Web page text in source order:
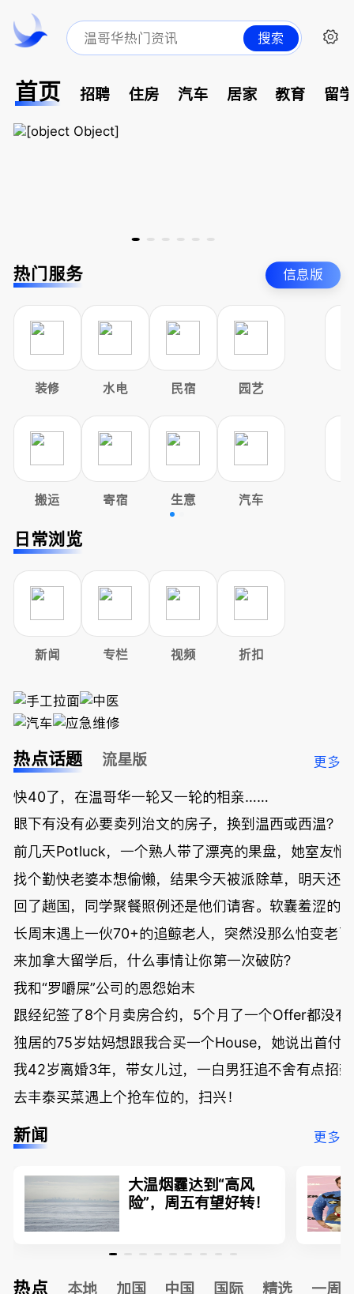
搜索
首页 招聘 住房 汽车 居家 教育 留
热门服务 信息版
装修 水电 民宿 园艺
搬运 寄宿 生意 汽车
日常浏览
新闻 专栏 视频 折扣
热点话题 流星版 更多
快40了，在温哥华一轮又一轮的相亲……
眼下有没有必要卖列治文的房子，换到温西或西温？
前几天Potluck，一个熟人带了漂亮的果盘，她室友悄
找个勤快老婆本想偷懒，结果今天被派除草，明天还
回了趟国，同学聚餐照例还是他们请客。软囊羞涩的
长周末遇上一伙70+的追鲸老人，突然没那么怕变老了
来加拿大留学后，什么事情让你第一次破防？
我和“罗嚼屎”公司的恩怨始末
跟经纪签了8个月卖房合约，5个月了一个Offer都没有
独居的75岁姑妈想跟我合买一个House，她说出首付
我42岁离婚3年，带女儿过，一白男狂追不舍有点招
去丰泰买菜遇上个抢车位的，扫兴！
新闻 更多
大温烟霾达到“高风
险”，周五有望好转！
热点 本地 加国 中国 国际 精选 一周